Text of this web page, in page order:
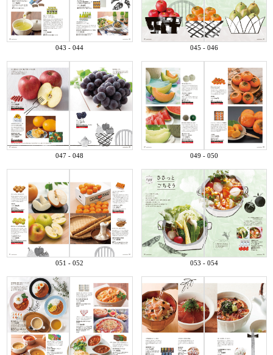
043 - 044 045 - 046
047 - 048 049 - 050
051 - 052 053 - 054